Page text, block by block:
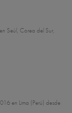
Seúl, Corea del Sur,
en Lima (Perú) desde